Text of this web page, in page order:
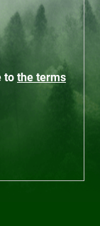
to the terms